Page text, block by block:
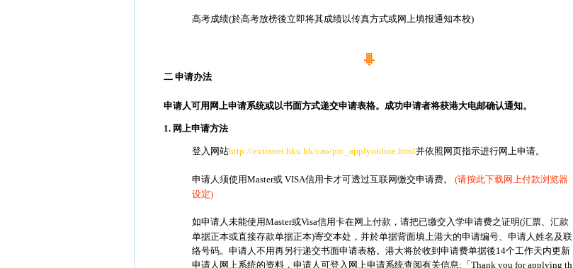
高考成绩(於高考放榜後立即将其成绩以传真方式或网上填报通知本校)
二 申请办法
申请人可用网上申请系统或以书面方式递交申请表格。成功申请者将获港大电邮确认通知。
1. 网上申请方法
登入网站http://extranet.hku.hk/cao/prc_applyonline.html并依照网页指示进行网上申请。
申请人须使用Master或 VISA信用卡才可透过互联网缴交申请费。 (请按此下载网上付款浏览器
设定)
如申请人未能使用Master或Visa信用卡在网上付款，请把已缴交入学申请费之证明(汇票、汇款
单据正本或直接存款单据正本)寄交本处，并於单据背面填上港大的申请编号、申请人姓名及联
络号码。申请人不用再另行递交书面申请表格。港大将於收到申请费单据後14个工作天内更新
申请人网上系统的资料，申请人可登入网上申请系统查阅有关信息:「Thank you for applying th